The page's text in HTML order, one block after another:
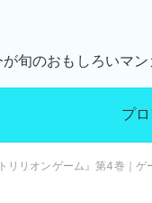
旬のおもしろいマ
プ
リリオンゲーム』第4巻｜ゲ